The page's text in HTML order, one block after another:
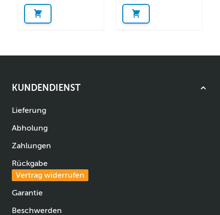
KUNDENDIENST
Lieferung
Abholung
Zahlungen
Rückgabe
Vertrag widerrufen
Garantie
Beschwerden